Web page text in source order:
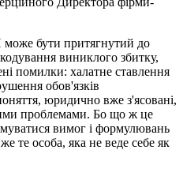
бути притягнутий до
виниклого збитку,
помилки: халатне ставлення
обов'язків
юридично вже з'ясовані,
проблемами. Бо що ж це
вимог і формулювань
те особа, яка не веде себе як